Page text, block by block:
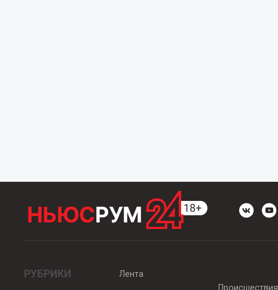
РУБРИКИ
Лента
Происшествия